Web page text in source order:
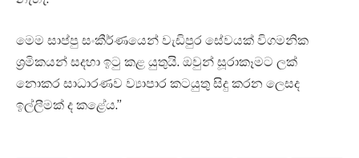
මෙම සාප්පු සංකීර්ණයෙන් වැඩිපුර සේවයක් විගමනික
ශ්‍රමිකයන් සදහා ඉටු කළ යුතුයි. ඔවුන් සූරාකෑමට ලක්
නොකර සාධාරණව ව්‍යාපාර කටයුතු සිදු කරන ලෙසද
ඉල්ලීමක් ද කළේය.”